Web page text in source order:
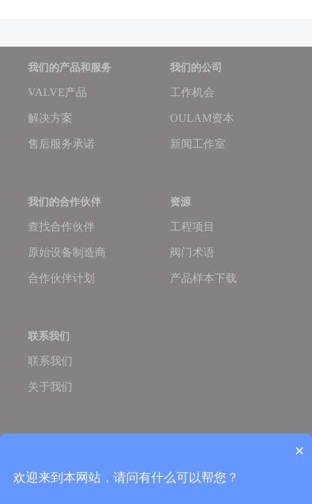
我们的产品和服务
VALVE产品
解决方案
售后服务承诺
我们的公司
工作机会
OULAM资本
新闻工作室
我们的合作伙伴
查找合作伙伴
原始设备制造商
合作伙伴计划
资源
工程项目
阀门术语
产品样本下载
联系我们
联系我们
关于我们
ISO国际质量体系认证
TS特种设备制造许可证
×
欢迎来到本网站，请问有什么可以帮您？